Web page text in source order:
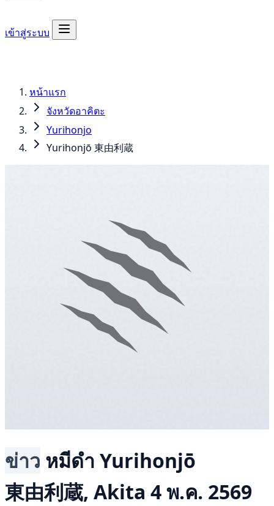
เข้าสู่ระบบ
หน้าแรก
จังหวัดอาคิตะ
Yurihonjo
Yurihonjō 東由利蔵
ข่าว หมีดำ Yurihonjō
東由利蔵, Akita 4 พ.ค. 2569